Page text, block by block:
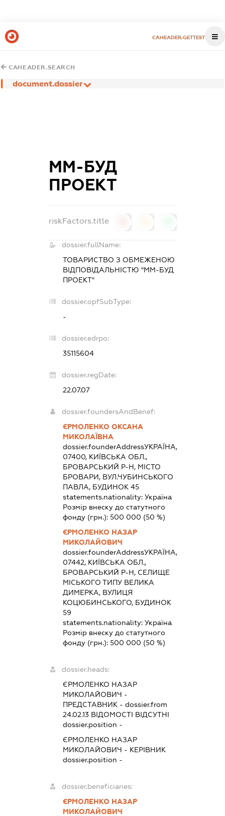
CAHEADER.GETTEST
CAHEADER.SEARCH
document.dossier
ММ-БУД
ПРОЕКТ
riskFactors.title
dossier.fullName:
ТОВАРИСТВО З ОБМЕЖЕНОЮ
ВІДПОВІДАЛЬНІСТЮ "ММ-БУД
ПРОЕКТ"
dossier.opfSubType:
-
dossier.edrpo:
35115604
dossier.regDate:
22.07.07
dossier.foundersAndBenef:
ЄРМОЛЕНКО ОКСАНА
МИКОЛАЇВНА
dossier.founderAddressУКРАЇНА,
07400, КИЇВСЬКА ОБЛ.,
БРОВАРСЬКИЙ Р-Н, МІСТО
БРОВАРИ, ВУЛ.ЧУБИНСЬКОГО
ПАВЛА, БУДИНОК 45
statements.nationality: Україна
Розмір внеску до статутного
фонду (грн.): 500 000 (50 %)
ЄРМОЛЕНКО НАЗАР
МИКОЛАЙОВИЧ
dossier.founderAddressУКРАЇНА,
07442, КИЇВСЬКА ОБЛ.,
БРОВАРСЬКИЙ Р-Н, СЕЛИЩЕ
МІСЬКОГО ТИПУ ВЕЛИКА
ДИМЕРКА, ВУЛИЦЯ
КОЦЮБИНСЬКОГО, БУДИНОК
59
statements.nationality: Україна
Розмір внеску до статутного
фонду (грн.): 500 000 (50 %)
dossier.heads:
ЄРМОЛЕНКО НАЗАР
МИКОЛАЙОВИЧ -
ПРЕДСТАВНИК - dossier.from
24.02.13ВІДОМОСТІ ВІДСУТНІ
dossier.position -
ЄРМОЛЕНКО НАЗАР
МИКОЛАЙОВИЧ - КЕРІВНИК
dossier.position -
dossier.beneficiaries:
ЄРМОЛЕНКО НАЗАР
МИКОЛАЙОВИЧ